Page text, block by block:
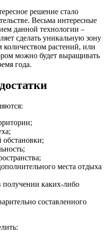
решение стало
Весьма интересные
данной технологии –
сделать уникальную зону
растений, или
можно будет выращивать
года.
обстановки;
места отдыха
получении каких-либо
составленного